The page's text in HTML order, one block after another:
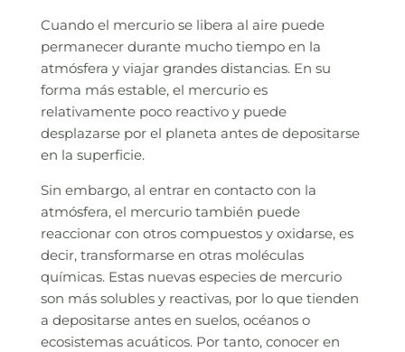
Cuando el mercurio se libera al aire puede
permanecer durante mucho tiempo en la
atmósfera y viajar grandes distancias. En su
forma más estable, el mercurio es
relativamente poco reactivo y puede
desplazarse por el planeta antes de depositarse
en la superficie.
Sin embargo, al entrar en contacto con la
atmósfera, el mercurio también puede
reaccionar con otros compuestos y oxidarse, es
decir, transformarse en otras moléculas
químicas. Estas nuevas especies de mercurio
son más solubles y reactivas, por lo que tienden
a depositarse antes en suelos, océanos o
ecosistemas acuáticos. Por tanto, conocer en